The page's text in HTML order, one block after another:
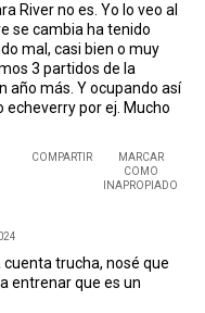
River no es. Yo lo veo al
se cambia ha tenido
mal, casi bien o muy
3 partidos de la
año más. Y ocupando así
echeverry por ej. Mucho
COMPARTIR
MARCAR
COMO
INAPROPIADO
cuenta trucha, nosé que
entrenar que es un